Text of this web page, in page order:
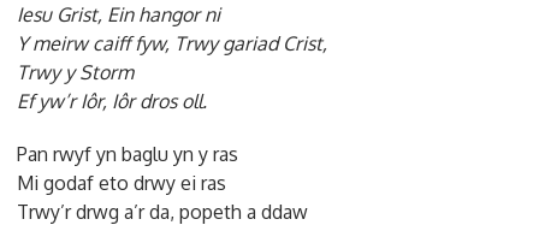
Iesu Grist, Ein hangor ni
Y meirw caiff fyw, Trwy gariad Crist,
Trwy y Storm
Ef yw’r Iôr, Iôr dros oll.
Pan rwyf yn baglu yn y ras
Mi godaf eto drwy ei ras
Trwy’r drwg a’r da, popeth a ddaw